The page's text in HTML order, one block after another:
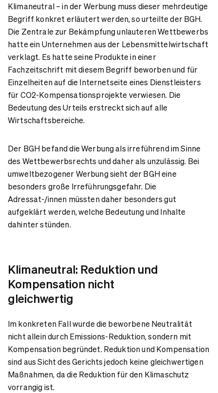
Klimaneutral – in der Werbung muss dieser mehrdeutige
Begriff konkret erläutert werden, so urteilte der BGH.
Die Zentrale zur Bekämpfung unlauteren Wettbewerbs
hatte ein Unternehmen aus der Lebensmittelwirtschaft
verklagt. Es hatte seine Produkte in einer
Fachzeitschrift mit diesem Begriff beworben und für
Einzelheiten auf die Internetseite eines Dienstleisters
für CO2-Kompensationsprojekte verwiesen. Die
Bedeutung des Urteils erstreckt sich auf alle
Wirtschaftsbereiche.
Der BGH befand die Werbung als irreführend im Sinne
des Wettbewerbsrechts und daher als unzulässig. Bei
umweltbezogener Werbung sieht der BGH eine
besonders große Irreführungsgefahr. Die
Adressat-/innen müssten daher besonders gut
aufgeklärt werden, welche Bedeutung und Inhalte
dahinter stünden.
Klimaneutral: Reduktion und
Kompensation nicht
gleichwertig
Im konkreten Fall wurde die beworbene Neutralität
nicht allein durch Emissions-Reduktion, sondern mit
Kompensation begründet. Reduktion und Kompensation
sind aus Sicht des Gerichts jedoch keine gleichwertigen
Maßnahmen, da die Reduktion für den Klimaschutz
vorrangig ist.